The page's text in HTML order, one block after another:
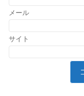
メール
サイト